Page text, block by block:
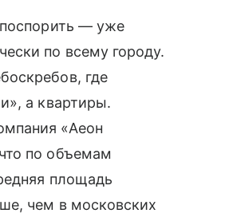
— уже
по всему городу.
где
а квартиры.
«Аеон
по объемам
площадь
чем в московских